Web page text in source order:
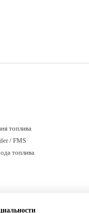
топлива
/ FMS
топлива